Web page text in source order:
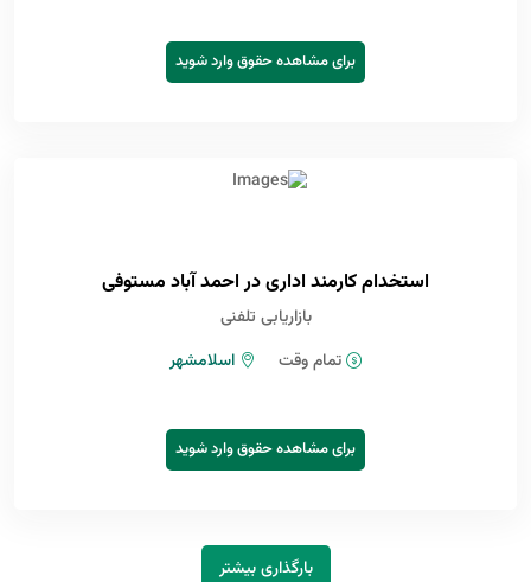
برای مشاهده حقوق وارد شوید
استخدام کارمند اداری در احمد آباد مستوفی
بازاریابی تلفنی
تمام وقت
اسلامشهر
برای مشاهده حقوق وارد شوید
بارگذاری بیشتر